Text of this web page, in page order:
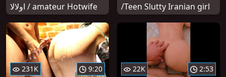
اولالا / amateur Hotwife
/Teen Slutty Iranian girl
231K 9:20 22K 2:53